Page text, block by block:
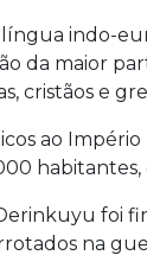
indo-
da maior
cristãos e
ao
habitantes,
foi
na